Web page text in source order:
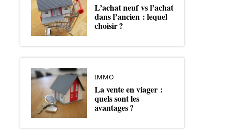
L’achat neuf vs l’achat
dans l’ancien : lequel
choisir ?
IMMO
La vente en viager :
quels sont les
avantages ?